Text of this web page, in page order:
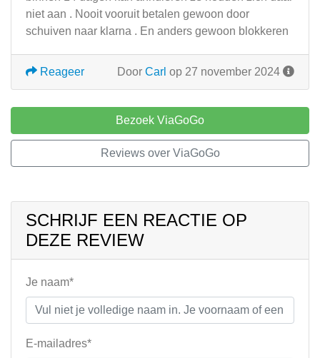
niet aan . Nooit vooruit betalen gewoon door
schuiven naar klarna . En anders gewoon blokkeren
Door Carl op 27 november 2024
Reageer
Bezoek ViaGoGo
Reviews over ViaGoGo
SCHRIJF EEN REACTIE OP
DEZE REVIEW
Je naam*
E-mailadres*